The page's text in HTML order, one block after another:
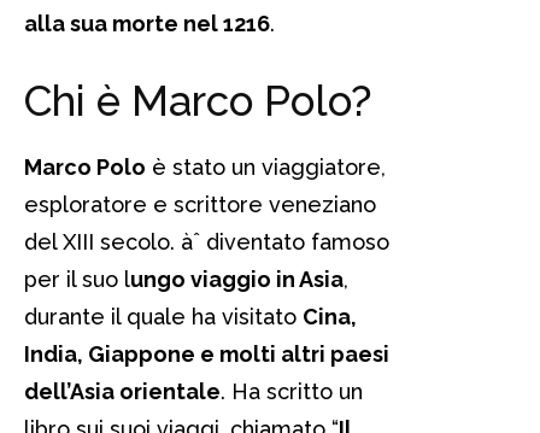
alla sua morte nel 1216.
Chi è Marco Polo?
Marco Polo è stato un viaggiatore,
esploratore e scrittore veneziano
del XIII secolo. àˆ diventato famoso
per il suo lungo viaggio in Asia,
durante il quale ha visitato Cina,
India, Giappone e molti altri paesi
dell’Asia orientale. Ha scritto un